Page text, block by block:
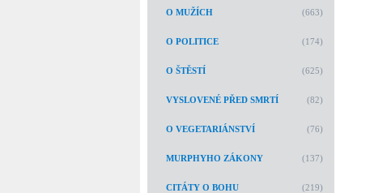
O MUŽÍCH (663)
O POLITICE (174)
O ŠTĚSTÍ (625)
VYSLOVENÉ PŘED SMRTÍ (82)
O VEGETARIÁNSTVÍ (76)
MURPHYHO ZÁKONY (137)
CITÁTY O BOHU (219)